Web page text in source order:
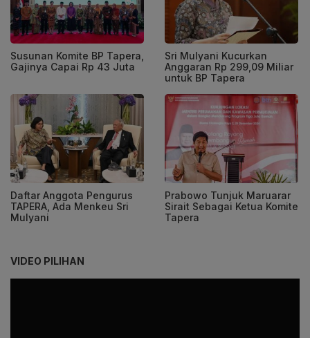
Susunan Komite BP Tapera,
Gajinya Capai Rp 43 Juta
Sri Mulyani Kucurkan
Anggaran Rp 299,09 Miliar
untuk BP Tapera
Daftar Anggota Pengurus
TAPERA, Ada Menkeu Sri
Mulyani
Prabowo Tunjuk Maruarar
Sirait Sebagai Ketua Komite
Tapera
VIDEO PILIHAN